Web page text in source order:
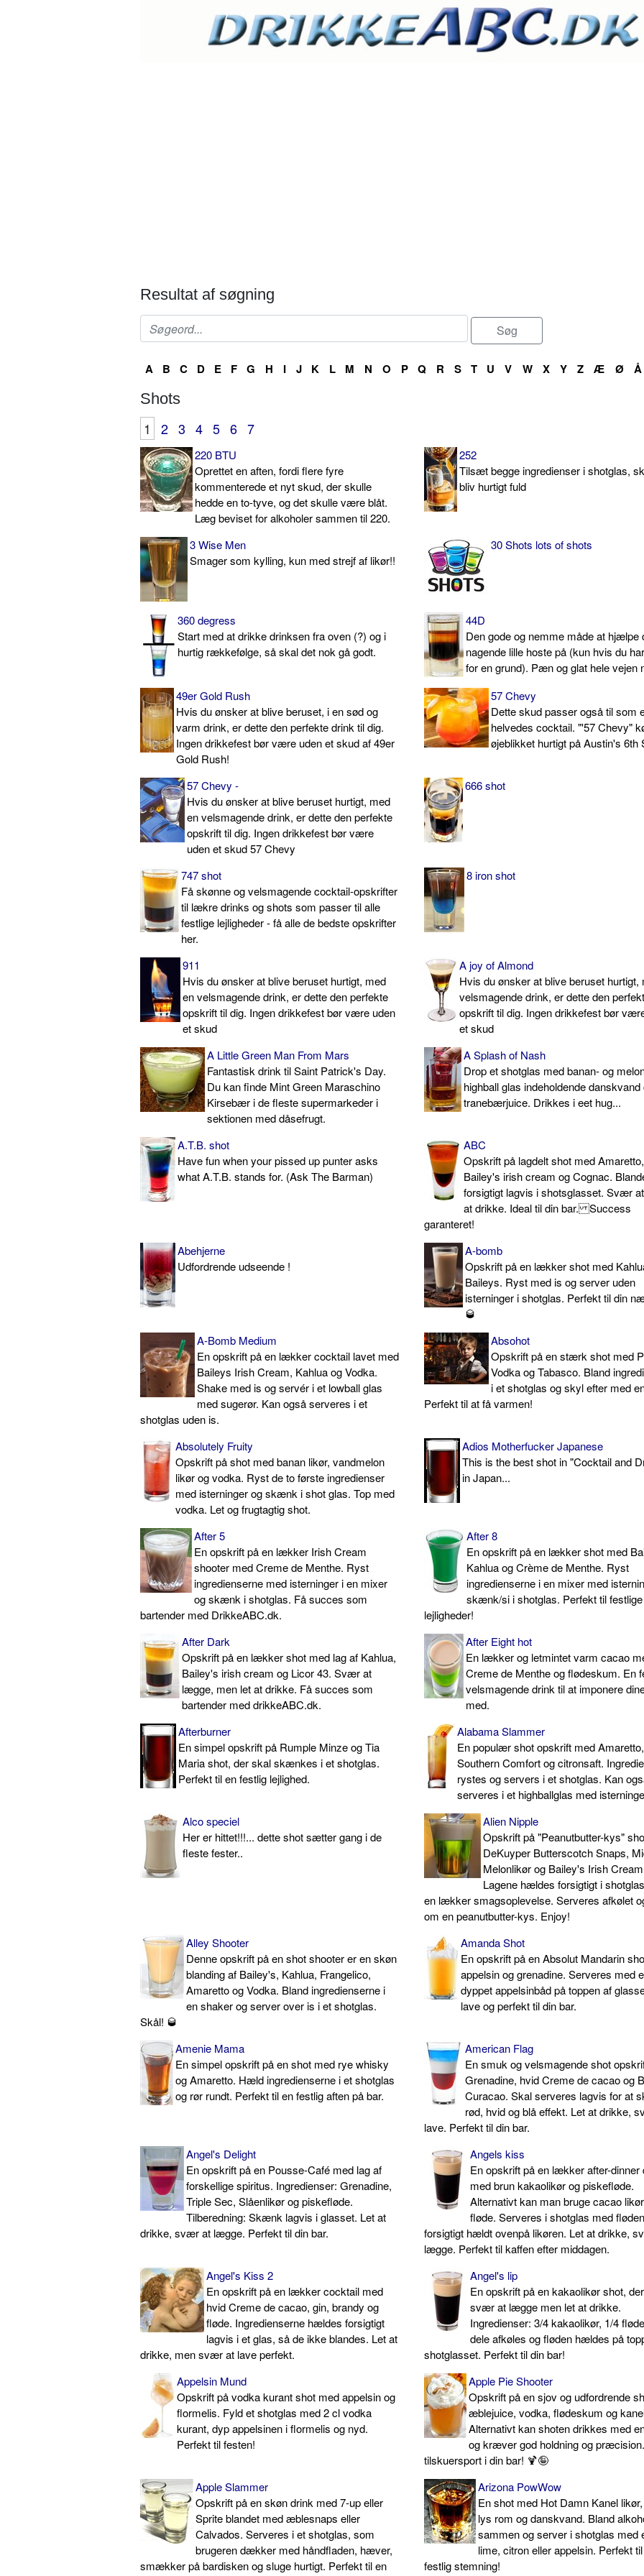
Resultat af søgning
A B C D E F G H I J K L M N O P Q R S T U V W X Y Z Æ Ø Å
Shots
1 2 3 4 5 6 7
220 BTU
Oprettet en aften, fordi flere fyre
kommenterede et nyt skud, der skulle
hedde en to-tyve, og det skulle være blåt.
Læg beviset for alkoholer sammen til 220.
252
Tilsæt begge ingredienser i shotglas,
bliv hurtigt fuld
3 Wise Men
Smager som kylling, kun med strejf af likør!!
30 Shots lots of shots
360 degress
Start med at drikke drinksen fra oven (?) og i
hurtig rækkefølge, så skal det nok gå godt.
44D
Den gode og nemme måde at hjælpe
nagende lille hoste på (kun hvis du
for en grund). Pæn og glat hele vejen
49er Gold Rush
Hvis du ønsker at blive beruset, i en sød og
varm drink, er dette den perfekte drink til dig.
Ingen drikkefest bør være uden et skud af 49er
Gold Rush!
57 Chevy
Dette skud passer også til som
helvedes cocktail. "'57 Chevy"
øjeblikket hurtigt på Austin's 6th
57 Chevy -
Hvis du ønsker at blive beruset hurtigt, med
en velsmagende drink, er dette den perfekte
opskrift til dig. Ingen drikkefest bør være
uden et skud 57 Chevy
666 shot
747 shot
Få skønne og velsmagende cocktail-opskrifter
til lækre drinks og shots som passer til alle
festlige lejligheder - få alle de bedste opskrifter
her.
8 iron shot
911
Hvis du ønsker at blive beruset hurtigt, med
en velsmagende drink, er dette den perfekte
opskrift til dig. Ingen drikkefest bør være uden
et skud
A joy of Almond
Hvis du ønsker at blive beruset hurtigt,
velsmagende drink, er dette den
opskrift til dig. Ingen drikkefest bør
et skud
A Little Green Man From Mars
Fantastisk drink til Saint Patrick's Day.
Du kan finde Mint Green Maraschino
Kirsebær i de fleste supermarkeder i
sektionen med dåsefrugt.
A Splash of Nash
Drop et shotglas med banan- og
highball glas indeholdende danskvand
tranebærjuice. Drikkes i eet hug...
A.T.B. shot
Have fun when your pissed up punter asks
what A.T.B. stands for. (Ask The Barman)
ABC
Opskrift på lagdelt shot med Amaretto,
Bailey's irish cream og Cognac.
forsigtigt lagvis i shotsglasset. Svær
at drikke. Ideal til din bar. Success
garanteret!
Abehjerne
Udfordrende udseende !
A-bomb
Opskrift på en lækker shot med
Baileys. Ryst med is og server uden
isterninger i shotglas. Perfekt til din
🥃
A-Bomb Medium
En opskrift på en lækker cocktail lavet med
Baileys Irish Cream, Kahlua og Vodka.
Shake med is og servér i et lowball glas
med sugerør. Kan også serveres i et
shotglas uden is.
Absohot
Opskrift på en stærk shot med
Vodka og Tabasco. Bland
i et shotglas og skyl efter med
Perfekt til at få varmen!
Absolutely Fruity
Opskrift på shot med banan likør, vandmelon
likør og vodka. Ryst de to første ingredienser
med isterninger og skænk i shot glas. Top med
vodka. Let og frugtagtig shot.
Adios Motherfucker Japanese
This is the best shot in "Cocktail and
in Japan...
After 5
En opskrift på en lækker Irish Cream
shooter med Creme de Menthe. Ryst
ingredienserne med isterninger i en mixer
og skænk i shotglas. Få succes som
bartender med DrikkeABC.dk.
After 8
En opskrift på en lækker shot med
Kahlua og Crème de Menthe. Ryst
ingredienserne i en mixer med
skænk/si i shotglas. Perfekt til festlige
lejligheder!
After Dark
Opskrift på en lækker shot med lag af Kahlua,
Bailey's irish cream og Licor 43. Svær at
lægge, men let at drikke. Få succes som
bartender med drikkeABC.dk.
After Eight hot
En lækker og letmintet varm cacao
Creme de Menthe og flødeskum. En
velsmagende drink til at imponere
med.
Afterburner
En simpel opskrift på Rumple Minze og Tia
Maria shot, der skal skænkes i et shotglas.
Perfekt til en festlig lejlighed.
Alabama Slammer
En populær shot opskrift med
Southern Comfort og citronsaft.
rystes og servers i et shotglas. Kan
serveres i et highballglas med
Alco speciel
Her er hittet!!!... dette shot sætter gang i de
fleste fester..
Alien Nipple
Opskrift på "Peanutbutter-kys"
DeKuyper Butterscotch Snaps,
Melonlikør og Bailey's Irish
Lagene hældes forsigtigt i
en lækker smagsoplevelse. Serveres afkølet
om en peanutbutter-kys. Enjoy!
Alley Shooter
Denne opskrift på en shot shooter er en skøn
blanding af Bailey's, Kahlua, Frangelico,
Amaretto og Vodka. Bland ingredienserne i
en shaker og server over is i et shotglas.
Skål! 🥃
Amanda Shot
En opskrift på en Absolut Mandarin
appelsin og grenadine. Serveres med
dyppet appelsinbåd på toppen af
lave og perfekt til din bar.
Amenie Mama
En simpel opskrift på en shot med rye whisky
og Amaretto. Hæld ingredienserne i et shotglas
og rør rundt. Perfekt til en festlig aften på bar.
American Flag
En smuk og velsmagende shot
Grenadine, hvid Creme de cacao og
Curacao. Skal serveres lagvis for at
rød, hvid og blå effekt. Let at drikke,
lave. Perfekt til din bar.
Angel's Delight
En opskrift på en Pousse-Café med lag af
forskellige spiritus. Ingredienser: Grenadine,
Triple Sec, Slåenlikør og piskefløde.
Tilberedning: Skænk lagvis i glasset. Let at
drikke, svær at lægge. Perfekt til din bar.
Angels kiss
En opskrift på en lækker after-dinner
med brun kakaolikør og piskefløde.
Alternativt kan man bruge cacao
fløde. Serveres i shotglas med fløden
forsigtigt hældt ovenpå likøren. Let at drikke,
lægge. Perfekt til kaffen efter middagen.
Angel's Kiss 2
En opskrift på en lækker cocktail med
hvid Creme de cacao, gin, brandy og
fløde. Ingredienserne hældes forsigtigt
lagvis i et glas, så de ikke blandes. Let at
drikke, men svær at lave perfekt.
Angel's lip
En opskrift på en kakaolikør shot,
svær at lægge men let at drikke.
Ingredienser: 3/4 kakaolikør, 1/4
dele afkøles og fløden hældes på
shotglasset. Perfekt til din bar!
Appelsin Mund
Opskrift på vodka kurant shot med appelsin og
flormelis. Fyld et shotglas med 2 cl vodka
kurant, dyp appelsinen i flormelis og nyd.
Perfekt til festen!
Apple Pie Shooter
Opskrift på en sjov og udfordrende
æblejuice, vodka, flødeskum og
Alternativt kan shoten drikkes med
og kræver god holdning og
tilskuersport i din bar! 🍹🤪
Apple Slammer
Opskrift på en skøn drink med 7-up eller
Sprite blandet med æblesnaps eller
Calvados. Serveres i et shotglas, som
brugeren dækker med håndfladen, hæver,
smækker på bardisken og sluge hurtigt. Perfekt til en
Arizona PowWow
En shot med Hot Damn Kanel
lys rom og danskvand. Bland
sammen og server i shotglas med
lime, citron eller appelsin. Perfekt
festlig stemning!